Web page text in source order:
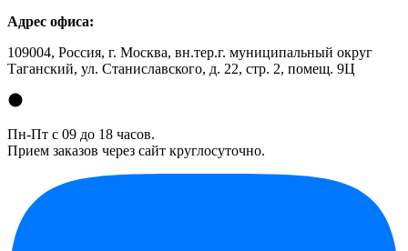
Адрес офиса:
109004, Россия, г. Москва, вн.тер.г. муниципальный округ
Таганский, ул. Станиславского, д. 22, стр. 2, помещ. 9Ц
Пн-Пт с 09 до 18 часов.
Прием заказов через сайт круглосуточно.